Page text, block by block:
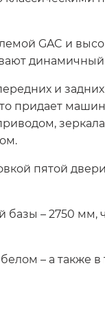
GAC и
и
придает
пятой
– 2750 мм,
– а также в